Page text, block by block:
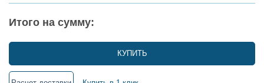
Итого на сумму:
КУПИТЬ